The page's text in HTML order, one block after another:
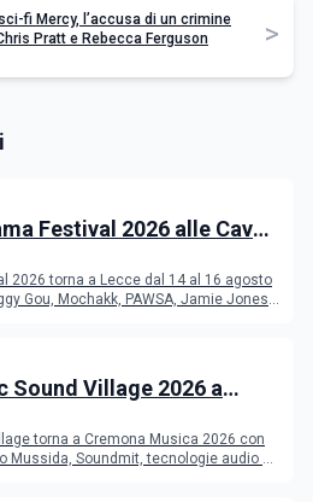
fi Mercy, l’accusa di un crimine
Pratt e Rebecca Ferguson
>
Festival 2026 alle Cave
2026 torna a Lecce dal 14 al 16 agosto
Gou, Mochakk, PAWSA, Jamie Jones
Sound Village 2026 a
Contest, il programma
torna a Cremona Musica 2026 con
Mussida, Soundmit, tecnologie audio e